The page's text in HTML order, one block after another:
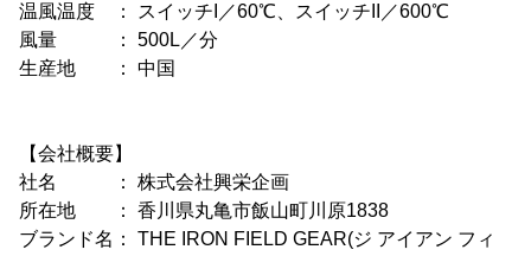
温風温度 ： スイッチI／60℃、スイッチII／600℃
風量 ： 500L／分
生産地 ： 中国
【会社概要】
社名 ： 株式会社興栄企画
所在地 ： 香川県丸亀市飯山町川原1838
ブランド名： THE IRON FIELD GEAR(ジ アイアン フィ